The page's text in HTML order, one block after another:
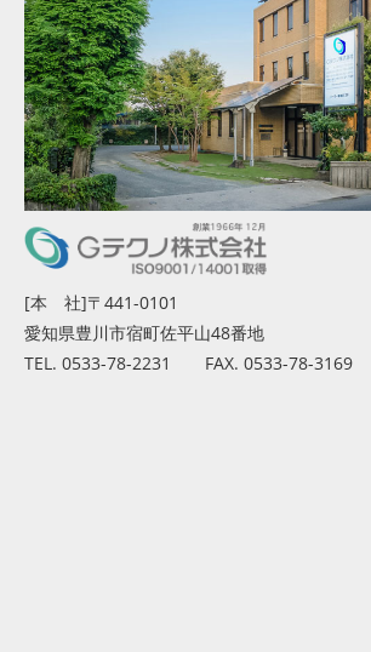
[本 社]〒441-0101
愛知県豊川市宿町佐平山48番地
TEL. 0533-78-2231 FAX. 0533-78-3169